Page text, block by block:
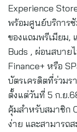
Experience
พร้อมศูนย์บริการ
ของแถมพรีเมียม,
Buds , ผ่อนสบาย
Finance+ หรือ
บัตรเครดิตที่ร่วมร
ตั้งแต่วันที่ 5 ก.ย
คุ้มสำหรับสมาชิก
ง่าย และสามารถ